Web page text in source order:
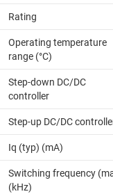
Rating
Operating temperature
range (°C)
Step-down DC/DC
controller
Step-up DC/DC
Iq (typ) (mA)
Switching frequency
(kHz)